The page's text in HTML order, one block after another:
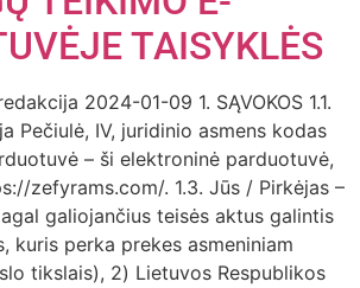
TAISYKLĖS
2024-01-09 1. SĄVOKOS 1.1.
Pečiulė, IV, juridinio asmens kodas
– ši elektroninė parduotuvė,
zefyrams.com/. 1.3. Jūs / Pirkėjas –
galiojančius teisės aktus galintis
kuris perka prekes asmeniniam
tikslais), 2) Lietuvos Respublikos